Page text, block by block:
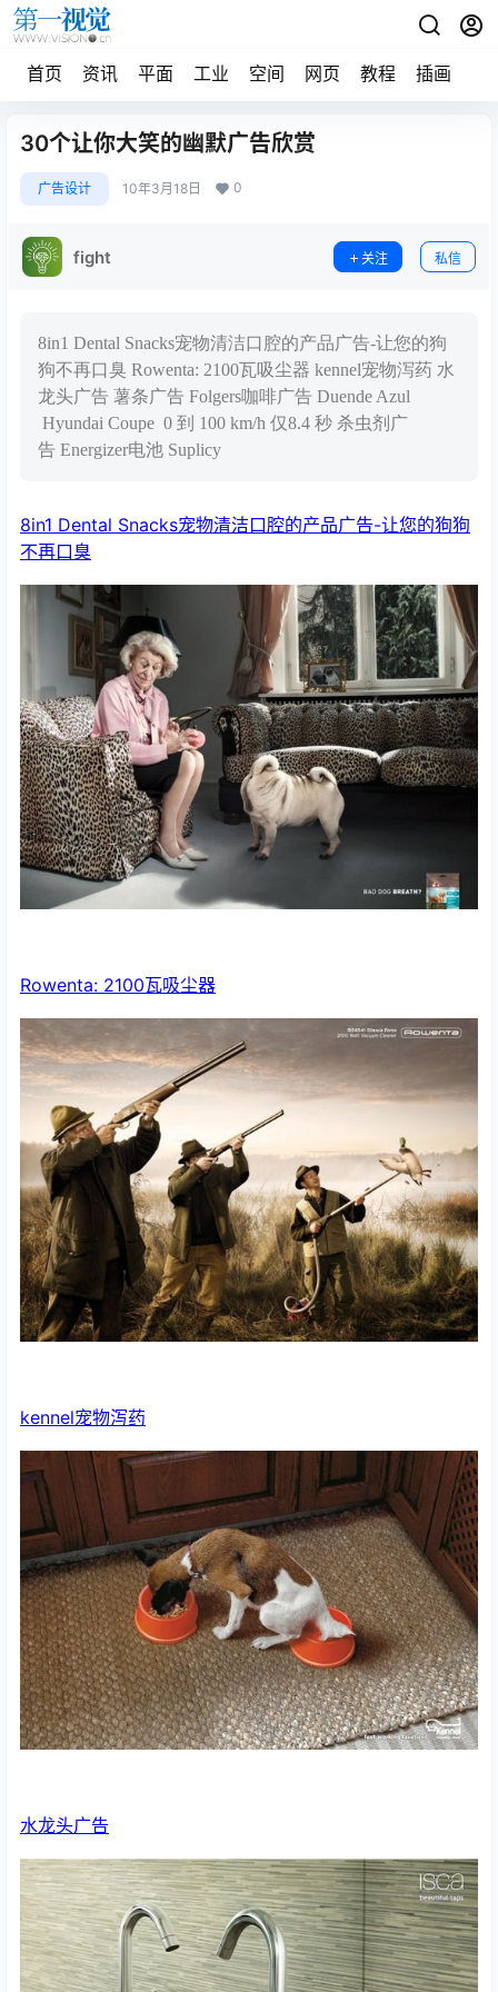
首页 资讯 平面 工业 空间 网页 教程 插画
30个让你大笑的幽默广告欣赏
广告设计 10年3月18日 0
fight 关注 私信
8in1 Dental Snacks宠物清洁口腔的产品广告-让您的狗
狗不再口臭 Rowenta: 2100瓦吸尘器 kennel宠物泻药 水
龙头广告 薯条广告 Folgers咖啡广告 Duende Azul
Hyundai Coupe 0 到 100 km/h 仅8.4 秒 杀虫剂广
告 Energizer电池 Suplicy
8in1 Dental Snacks宠物清洁口腔的产品广告-让您的狗狗
不再口臭
Rowenta: 2100瓦吸尘器
kennel宠物泻药
水龙头广告